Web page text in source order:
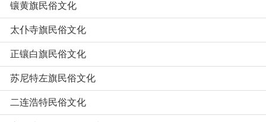
镶黄旗民俗文化
太仆寺旗民俗文化
正镶白旗民俗文化
苏尼特左旗民俗文化
二连浩特民俗文化